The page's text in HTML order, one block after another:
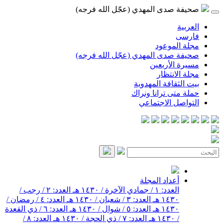
صحيفة صدى المهدي (عجّل الله فرجه)
العربية
فارسی
مجلة الموعود
صحيفة صدى المهدي (عجّل الله فرجه)
مسيرة الأربعين
مجلة الانتظار
بيت الثقافة المهدوية
حملة متى ترانا ونراك
التواصل الاجتماعي
أعداد المجلة
العدد: ١ / جمادي الآخرة / ١٤٣٠ هـ
العدد: ٢ / رجب /
١٤٣٠ هـ
العدد: ٣ / شعبان / ١٤٣٠ هـ
العدد: ٤ / رمضان /
١٤٣٠ هـ
العدد: ٥ / شوال / ١٤٣٠ هـ
العدد: ٦ / ذي القعدة
/ ١٤٣٠ هـ
العدد: ٧ / ذي الحجة / ١٤٣٠ هـ
العدد: ٨ /